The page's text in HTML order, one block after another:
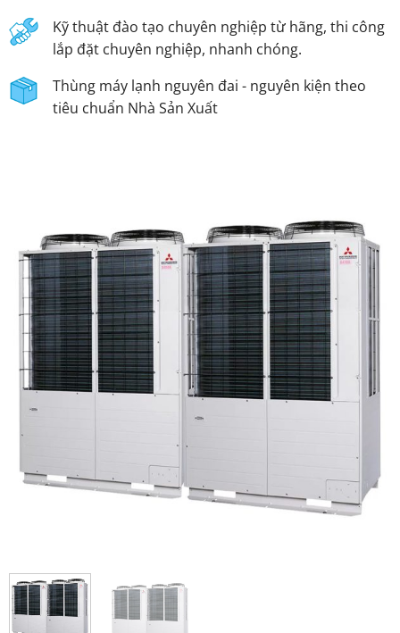
Kỹ thuật đào tạo chuyên nghiệp từ hãng, thi công
lắp đặt chuyên nghiệp, nhanh chóng.
Thùng máy lạnh nguyên đai - nguyên kiện theo
tiêu chuẩn Nhà Sản Xuất